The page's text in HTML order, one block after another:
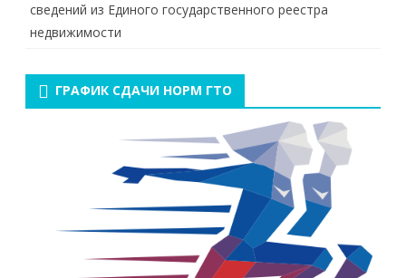
сведений из Единого государственного реестра
недвижимости
ГРАФИК СДАЧИ НОРМ ГТО